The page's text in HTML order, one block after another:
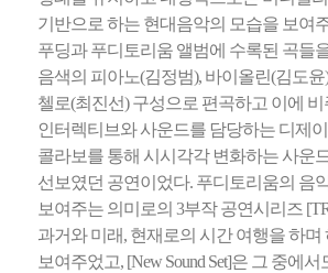
기반으로 하는 현대음악의 모습을 보여
푸딩과 푸디토리움 앨범에 수록된 곡들
음색의 피아노(김정범), 바이올린(김도
첼로(최진선) 구성으로 편곡하고 이에 비
인터렉티브와 사운드를 담당하는 디제이
콜라보를 통해 시시각각 변화하는 사운
선보였던 공연이었다. 푸디토리움의 음
보여주는 의미로의 3부작 공연시리즈
과거와 미래, 현재로의 시간 여행을 하며
보여주었고, [New Sound Set]은 그 중에